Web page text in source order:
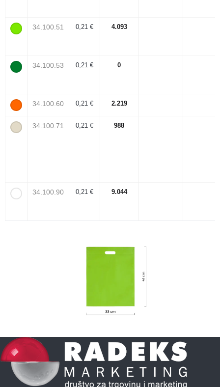
34.100.51 0,21 € 4.093
34.100.53 0,21 € 0
34.100.60 0,21 € 2.219
34.100.71 0,21 € 988
34.100.90 0,21 € 9.044